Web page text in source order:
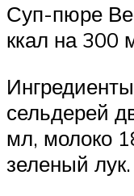
Суп-пюре
ккал на 300
сельдерей
мл, молоко
зеленый лук.